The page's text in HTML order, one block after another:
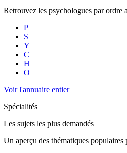
Retrouvez les psychologues par ordre
P
S
Y
C
H
O
Voir l'annuaire entier
Spécialités
Les sujets les plus demandés
Un aperçu des thématiques populaires